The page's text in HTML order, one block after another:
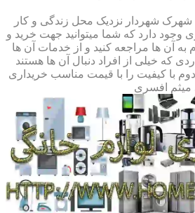
شهردار نزدیک محل زندگی و کار
دارد که شما میتوانید جهت خرید و
آن ها مراجعه کنید و از خدمات آن ها
که خیلی از افراد دنبال آن ها هستند
با کیفیت را با قیمت مناسب خریداری